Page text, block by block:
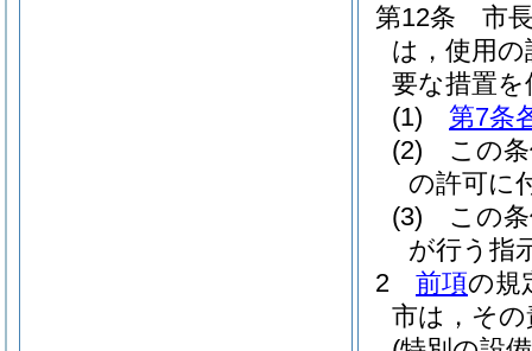
第12条
市
は，使用
要な措置
(1)
第7条
(2)
この
の許可に
(3)
この
が行う指
2
前項の規
市は，そ